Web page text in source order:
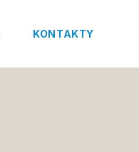
KONTAKTY